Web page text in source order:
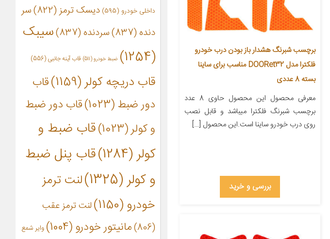
برچسب شبرنگ هشدار باز بودن درب خودرو
فلکترا مدل DOORet32 مناسب برای ساینا
بسته 8 عددی
معرفی محصول این محصول حاوی 8 عدد
برچسب شبرنگ فلکترا میباشد و قابل نصب
روی درب خودرو ساینا است.این محصول […]
بررسی و خرید
داخلی خودرو (595) دیسک ترمز(822)
سر
دنده(837) سردنده(837)
سیبک
(1254)
ضبط خودرو(511) قاب آینه جانبی (556)
قاب دریچه کولر(1159)
قاب
دور ضبط(1023)
قاب دور ضبط
و کولر(1023)
قاب ضبط و
کولر(1284)
قاب پنل ضبط
و کولر(1325)
لنت ترمز
خودرو(1150)
لنت ترمز عقب
(806)
مانیتور خودرو(1004)
وایر شمع